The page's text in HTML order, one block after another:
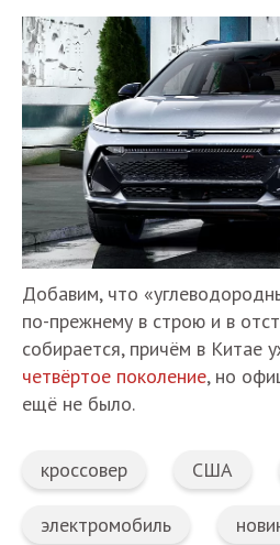
Добавим, что
по-прежнему в строю и в
собирается, причём в Китае
четвёртое поколение, но
ещё не было.
кроссовер США
электромобиль